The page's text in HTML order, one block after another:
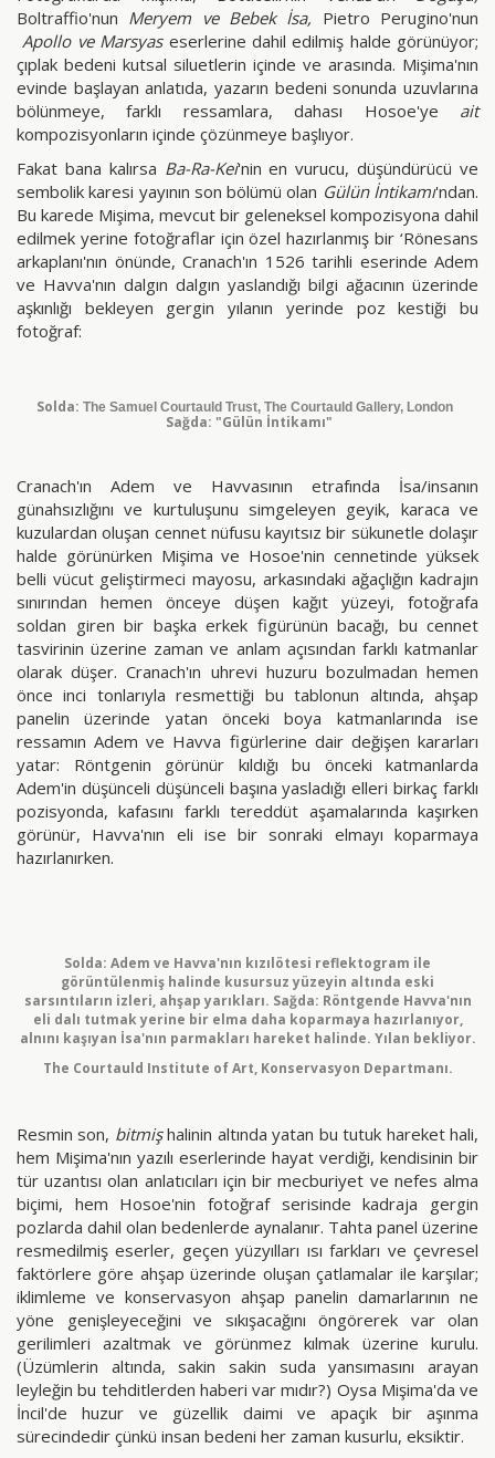
Boltraffio'nun Meryem ve Bebek İsa, Pietro Perugino'nun
Apollo ve Marsyas eserlerine dahil edilmiş halde görünüyor;
çıplak bedeni kutsal siluetlerin içinde ve arasında. Mişima'nın
evinde başlayan anlatıda, yazarın bedeni sonunda uzuvlarına
bölünmeye, farklı ressamlara, dahası Hosoe'ye ait
kompozisyonların içinde çözünmeye başlıyor.
Fakat bana kalırsa Ba-Ra-Kei'nin en vurucu, düşündürücü ve
sembolik karesi yayının son bölümü olan Gülün İntikamı'ndan.
Bu karede Mişima, mevcut bir geleneksel kompozisyona dahil
edilmek yerine fotoğraflar için özel hazırlanmış bir ‘Rönesans
arkaplanı'nın önünde, Cranach'ın 1526 tarihli eserinde Adem
ve Havva'nın dalgın dalgın yaslandığı bilgi ağacının üzerinde
aşkınlığı bekleyen gergin yılanın yerinde poz kestiği bu
fotoğraf:
Solda: The Samuel Courtauld Trust, The Courtauld Gallery, London
Sağda: "Gülün İntikamı"
Cranach'ın Adem ve Havvasının etrafında İsa/insanın
günahsızlığını ve kurtuluşunu simgeleyen geyik, karaca ve
kuzulardan oluşan cennet nüfusu kayıtsız bir sükunetle dolaşır
halde görünürken Mişima ve Hosoe'nin cennetinde yüksek
belli vücut geliştirmeci mayosu, arkasındaki ağaçlığın kadrajın
sınırından hemen önceye düşen kağıt yüzeyi, fotoğrafa
soldan giren bir başka erkek figürünün bacağı, bu cennet
tasvirinin üzerine zaman ve anlam açısından farklı katmanlar
olarak düşer. Cranach'ın uhrevi huzuru bozulmadan hemen
önce inci tonlarıyla resmettiği bu tablonun altında, ahşap
panelin üzerinde yatan önceki boya katmanlarında ise
ressamın Adem ve Havva figürlerine dair değişen kararları
yatar: Röntgenin görünür kıldığı bu önceki katmanlarda
Adem'in düşünceli düşünceli başına yasladığı elleri birkaç farklı
pozisyonda, kafasını farklı tereddüt aşamalarında kaşırken
görünür, Havva'nın eli ise bir sonraki elmayı koparmaya
hazırlanırken.
Solda: Adem ve Havva'nın kızılötesi reflektogram ile
görüntülenmiş halinde kusursuz yüzeyin altında eski
sarsıntıların izleri, ahşap yarıkları. Sağda: Röntgende Havva'nın
eli dalı tutmak yerine bir elma daha koparmaya hazırlanıyor,
alnını kaşıyan İsa'nın parmakları hareket halinde. Yılan bekliyor.
The Courtauld Institute of Art, Konservasyon Departmanı.
Resmin son, bitmişhalinin altında yatan bu tutuk hareket hali,
hem Mişima'nın yazılı eserlerinde hayat verdiği, kendisinin bir
tür uzantısı olan anlatıcıları için bir mecburiyet ve nefes alma
biçimi, hem Hosoe'nin fotoğraf serisinde kadraja gergin
pozlarda dahil olan bedenlerde aynalanır. Tahta panel üzerine
resmedilmiş eserler, geçen yüzyılları ısı farkları ve çevresel
faktörlere göre ahşap üzerinde oluşan çatlamalar ile karşılar;
iklimleme ve konservasyon ahşap panelin damarlarının ne
yöne genişleyeceğini ve sıkışacağını öngörerek var olan
gerilimleri azaltmak ve görünmez kılmak üzerine kurulu.
(Üzümlerin altında, sakin sakin suda yansımasını arayan
leyleğin bu tehditlerden haberi var mıdır?) Oysa Mişima'da ve
İncil'de huzur ve güzellik daimi ve apaçık bir aşınma
sürecindedir çünkü insan bedeni her zaman kusurlu, eksiktir.